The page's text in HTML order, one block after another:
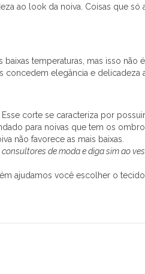
ao look da noiva. Coisas que só
temperaturas, mas isso não
elegância e delicadeza
corte se caracteriza por
para noivas que tem os
não favorece as mais baixas.
de moda e diga sim ao
ajudamos você escolher o tecido